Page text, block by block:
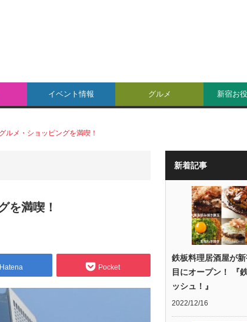
イベント情報 グルメ 新宿お
ルメ・ショッピングを満喫！
を満喫！
Hatena Pocket
新着記事
鉄板料理居酒屋が
目にオープン！ 『
ッシュ！』
2022/12/16